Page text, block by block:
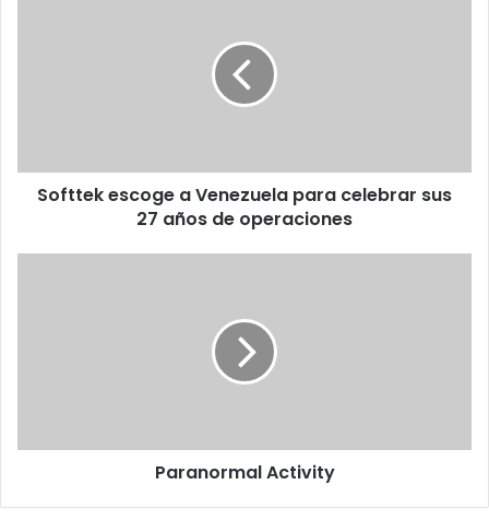
años
Softtek escoge a Venezuela para celebrar sus
27 años de operaciones
Paranormal Activity